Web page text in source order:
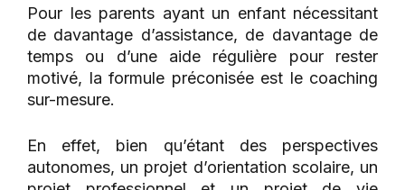
Pour les parents ayant un enfant nécessitant
de davantage d’assistance, de davantage de
temps ou d’une aide régulière pour rester
motivé, la formule préconisée est le coaching
sur-mesure.
En effet, bien qu’étant des perspectives
autonomes, un projet d’orientation scolaire, un